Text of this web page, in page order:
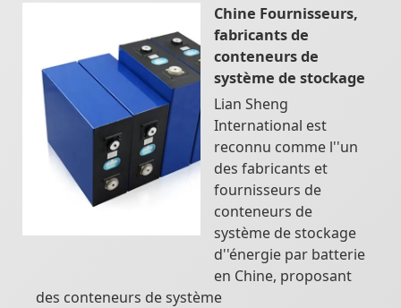
Chine Fournisseurs,
fabricants de
conteneurs de
système de stockage
Lian Sheng
International est
reconnu comme l''un
des fabricants et
fournisseurs de
conteneurs de
système de stockage
d''énergie par batterie
en Chine, proposant
des conteneurs de système